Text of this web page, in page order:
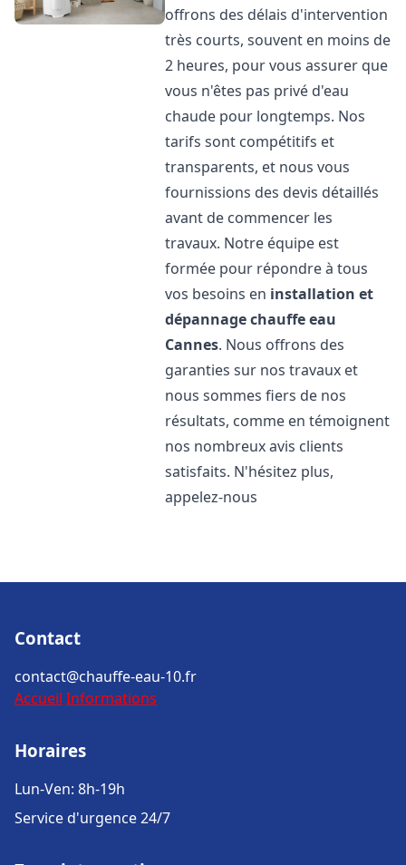
offrons des délais d'intervention
très courts, souvent en moins de
2 heures, pour vous assurer que
vous n'êtes pas privé d'eau
chaude pour longtemps. Nos
tarifs sont compétitifs et
transparents, et nous vous
fournissions des devis détaillés
avant de commencer les
travaux. Notre équipe est
formée pour répondre à tous
vos besoins en installation et
dépannage chauffe eau
Cannes. Nous offrons des
garanties sur nos travaux et
nous sommes fiers de nos
résultats, comme en témoignent
nos nombreux avis clients
satisfaits. N'hésitez plus,
appelez-nous
Contact
contact@chauffe-eau-10.fr
Accueil Informations
Horaires
Lun-Ven: 8h-19h
Service d'urgence 24/7